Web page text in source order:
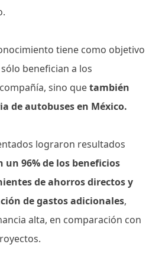
tiene como objetivo
benefician a los
sino quetambién
de autobuses en México.
lograron resultados
un 96% de los beneficios
de ahorros directos y
de gastos adicionales,
alta, en comparación con